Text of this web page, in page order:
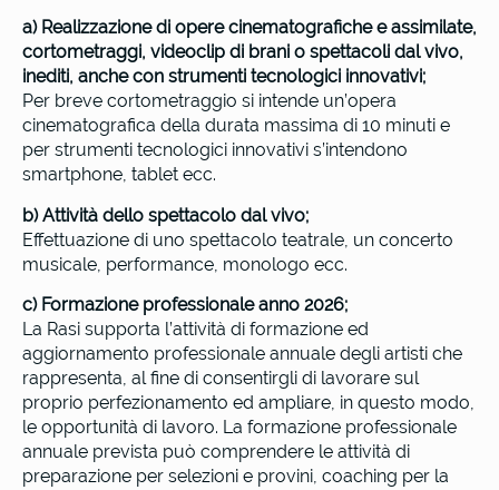
a) Realizzazione di opere cinematografiche e assimilate,
cortometraggi, videoclip di brani o spettacoli dal vivo,
inediti, anche con strumenti tecnologici innovativi;
Per breve cortometraggio si intende un’opera
cinematografica della durata massima di 10 minuti e
per strumenti tecnologici innovativi s’intendono
smartphone, tablet ecc.
b) Attività dello spettacolo dal vivo;
Effettuazione di uno spettacolo teatrale, un concerto
musicale, performance, monologo ecc.
c) Formazione professionale anno 2026;
La Rasi supporta l’attività di formazione ed
aggiornamento professionale annuale degli artisti che
rappresenta, al fine di consentirgli di lavorare sul
proprio perfezionamento ed ampliare, in questo modo,
le opportunità di lavoro. La formazione professionale
annuale prevista può comprendere le attività di
preparazione per selezioni e provini, coaching per la